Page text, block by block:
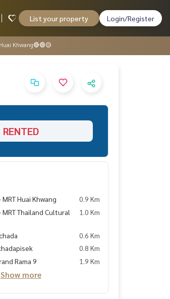
List your property Login/Register
Khwang🔴🟢🟡
RENTED
Huai Khwang
0.9 Km
Thailand Cultural
1.0 Km
0.6 Km
0.8 Km
Rama 9
1.9 Km
Show more